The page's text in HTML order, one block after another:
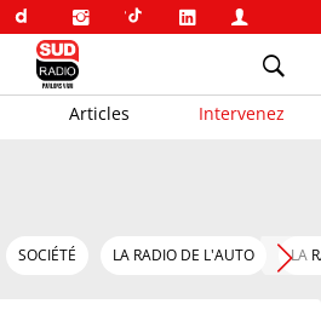
Articles Intervenez
SOCIÉTÉ LA RADIO DE L'AUTO LA